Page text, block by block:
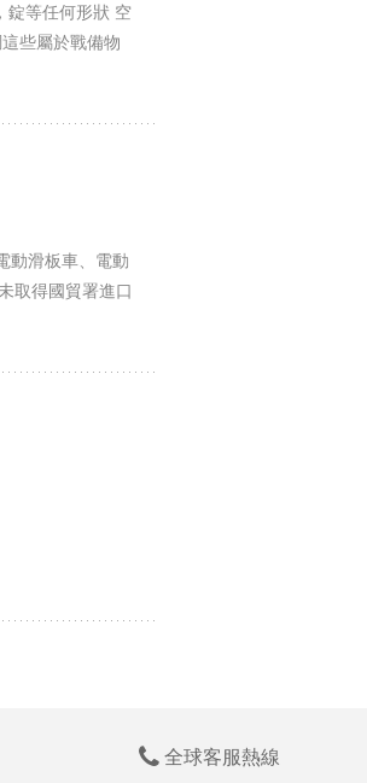
錠等任何形狀 空
些屬於戰備物
動滑板車、電動
取得國貿署進口
全球客服熱線